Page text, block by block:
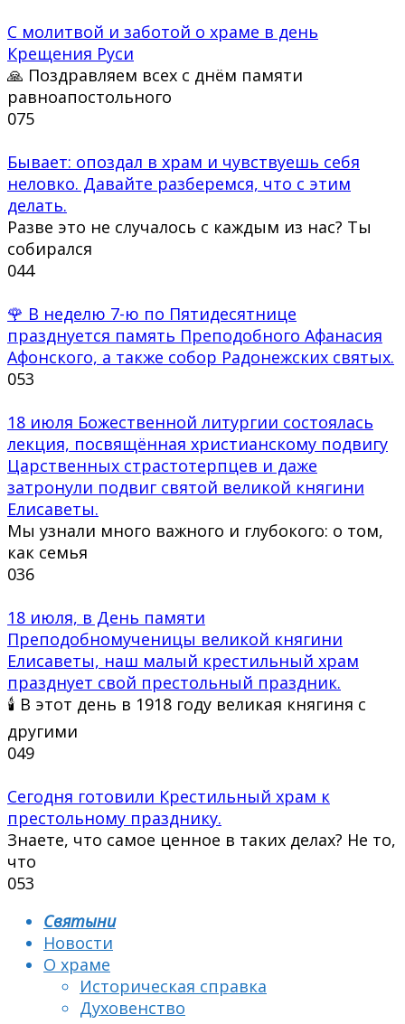
С молитвой и заботой о храме в день
Крещения Руси
🙏 Поздравляем всех с днём памяти
равноапостольного
075
Бывает: опоздал в храм и чувствуешь себя
неловко. Давайте разберемся, что с этим
делать.
Разве это не случалось с каждым из нас? Ты
собирался
044
🌹 В неделю 7-ю по Пятидесятнице
празднуется память Преподобного Афанасия
Афонского, а также собор Радонежских святых.
053
18 июля Божественной литургии состоялась
лекция, посвящённая христианскому подвигу
Царственных страстотерпцев и даже
затронули подвиг святой великой княгини
Елисаветы.
Мы узнали много важного и глубокого: о том,
как семья
036
18 июля, в День памяти
Преподобномученицы великой княгини
Елисаветы, наш малый крестильный храм
празднует свой престольный праздник.
🕯 В этот день в 1918 году великая княгиня с
другими
049
Сегодня готовили Крестильный храм к
престольному празднику.
Знаете, что самое ценное в таких делах? Не то,
что
053
Святыни
Новости
О храме
Историческая справка
Духовенство